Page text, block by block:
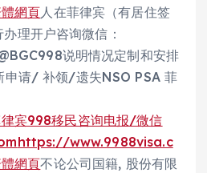
網頁人在菲律宾（有居住签
理开户咨询微信：
说明情况定制和安排
申请/ 补领/遗失NSO PSA 菲
宾998移民咨询电报/微信
https://www.9988visa.c
網頁不论公司国籍, 股份有限